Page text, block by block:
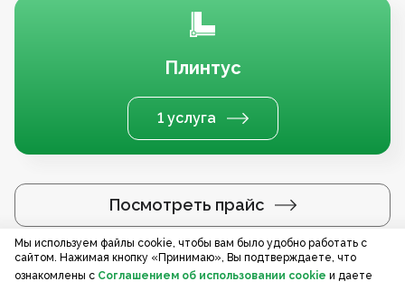
Плинтус
1 услуга
Посмотреть прайс
Услуги по регионам
Мы используем файлы cookie, чтобы вам было удобно работать с
сайтом. Нажимая кнопку «Принимаю», Вы подтверждаете, что
ознакомлены с Соглашением об использовании cookie и даете